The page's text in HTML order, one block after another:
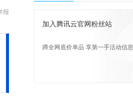
报
加入腾讯云官网粉丝站
蹲全网底价单品 享第一手活动信息